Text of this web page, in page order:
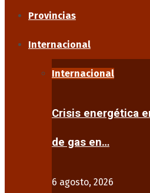
Provincias
Internacional
Internacional
Crisis energética
de gas en…
6 agosto, 2026